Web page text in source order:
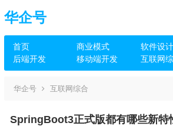
华企号
首页 商业模式 软件设计
后端开发
移动端开发 互联网
华企号 互联网综合
SpringBoot3正式版都有哪些新特